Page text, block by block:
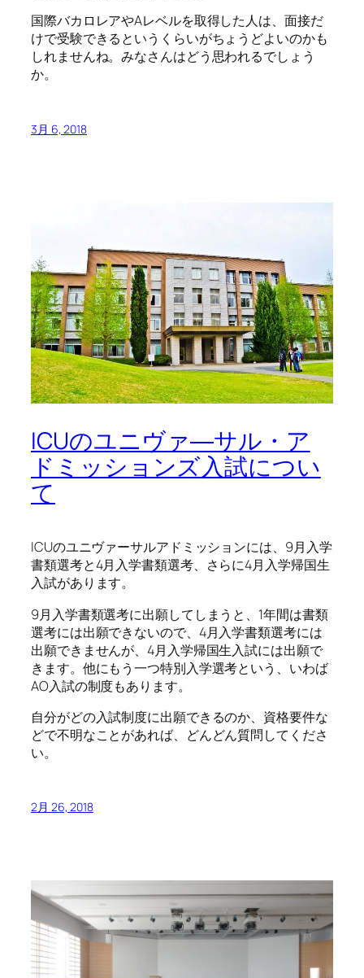
国際バカロレアやAレベルを取得した人は、面接だ
けで受験できるというくらいがちょうどよいのかも
しれませんね。みなさんはどう思われるでしょう
か。
3月 6, 2018
ICUのユニヴァ―サル・ア
ドミッションズ入試につい
て
ICUのユニヴァーサルアドミッションには、9月入学
書類選考と4月入学書類選考、さらに4月入学帰国生
入試があります。
9月入学書類選考に出願してしまうと、1年間は書類
選考には出願できないので、4月入学書類選考には
出願できませんが、4月入学帰国生入試には出願で
きます。他にもう一つ特別入学選考という、いわば
AO入試の制度もあります。
自分がどの入試制度に出願できるのか、資格要件な
どで不明なことがあれば、どんどん質問してくださ
い。
2月 26, 2018